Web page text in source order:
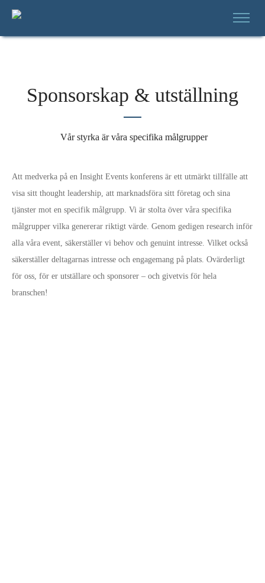
Sponsorskap & utställning
Vår styrka är våra specifika målgrupper
Att medverka på en Insight Events konferens är ett utmärkt tillfälle att
visa sitt thought leadership, att marknadsföra sitt företag och sina
tjänster mot en specifik målgrupp. Vi är stolta över våra specifika
målgrupper vilka genererar riktigt värde. Genom gedigen research inför
alla våra event, säkerställer vi behov och genuint intresse. Vilket också
säkerställer deltagarnas intresse och engagemang på plats. Ovärderligt
för oss, för er utställare och sponsorer – och givetvis för hela
branschen!